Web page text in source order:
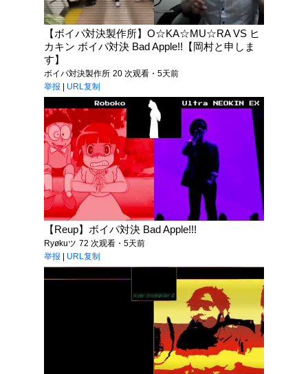
【ボイパ対決製作所】O☆KA☆MU☆RA VS ヒ
カキン ボイパ対決 Bad Apple!!【岡村と申しま
す】
ボイパ対決製作所 20 次观看・5天前
举报
URL复制
【Reup】ボイパ対決 Bad Apple!!!
Ryøkuツ 72 次观看・5天前
举报
URL复制